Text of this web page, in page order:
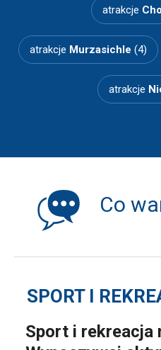
atrakcje
atrakcje Murzasichle (4)
atrakcje
Co
SPORT I
Sport i rekreacja